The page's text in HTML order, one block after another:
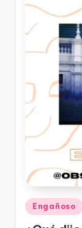
Publicado
en
Engañoso